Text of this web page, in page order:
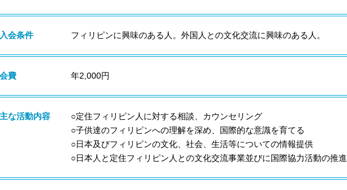
入会条件 フィリピンに興味のある人。外国人との文化交流に興味のある人。
会費 年2,000円
主な活動内容
○定住フィリピン人に対する相談、カウンセリング
○子供達のフィリピンへの理解を深め、国際的な意識を育てる
○日本及びフィリピンの文化、社会、生活等についての情報提供
○日本人と定住フィリピン人との文化交流事業並びに国際協力活動の推進